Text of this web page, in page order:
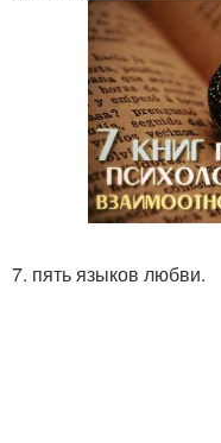
7. пять языков любви.